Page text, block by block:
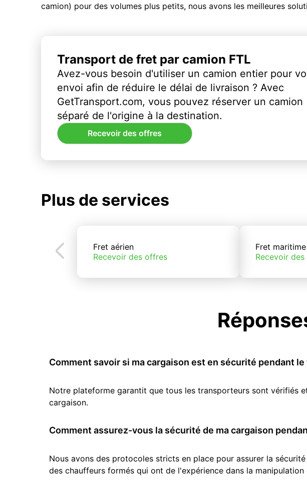
camion) pour des volumes plus petits, nous avons les meilleures
Transport de fret par camion FTL
Avez-vous besoin d'utiliser un camion entier pour
envoi afin de réduire le délai de livraison ? Avec
GetTransport.com, vous pouvez réserver un camion
séparé de l'origine à la destination.
Recevoir des offres
Plus de services
Fret aérien
Recevoir des offres
Fret maritime
Recevoir
Comment savoir si ma cargaison est en sécurité pendant
Notre plateforme garantit que tous les transporteurs sont vérifiés
cargaison.
Comment assurez-vous la sécurité de ma cargaison
Nous avons des protocoles stricts en place pour assurer la
des chauffeurs formés qui ont de l'expérience dans la